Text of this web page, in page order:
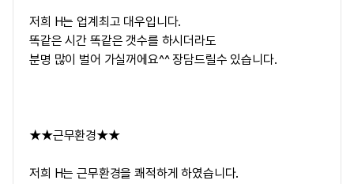
저희 H는 업계최고 대우입니다.
똑같은 시간 똑같은 갯수를 하시더라도
분명 많이 벌어 가실꺼에요^^ 장담드릴수 있습니다.
★★근무환경★★
저희 H는 근무환경을 쾌적하게 하였습니다.